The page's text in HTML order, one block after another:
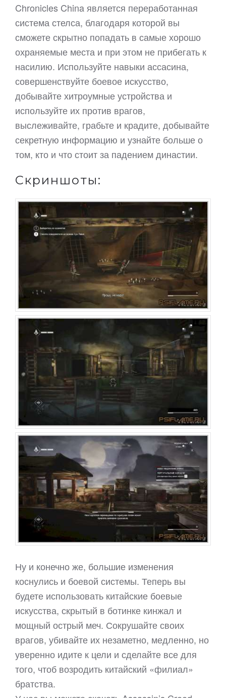
Chronicles China является переработанная
система стелса, благодаря которой вы
сможете скрытно попадать в самые хорошо
охраняемые места и при этом не прибегать к
насилию. Используйте навыки ассасина,
совершенствуйте боевое искусство,
добывайте хитроумные устройства и
используйте их против врагов,
выслеживайте, грабьте и крадите, добывайте
секретную информацию и узнайте больше о
том, кто и что стоит за падением династии.
Скриншоты:
Ну и конечно же, большие изменения
коснулись и боевой системы. Теперь вы
будете использовать китайские боевые
искусства, скрытый в ботинке кинжал и
мощный острый меч. Сокрушайте своих
врагов, убивайте их незаметно, медленно, но
уверенно идите к цели и сделайте все для
того, чтоб возродить китайский «филиал»
братства.